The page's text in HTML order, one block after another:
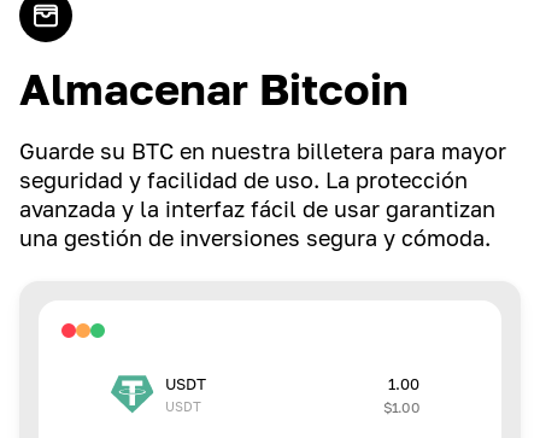
Almacenar Bitcoin
Guarde su BTC en nuestra billetera para mayor
seguridad y facilidad de uso. La protección
avanzada y la interfaz fácil de usar garantizan
una gestión de inversiones segura y cómoda.
USDT
USDT
1.00
$1.00